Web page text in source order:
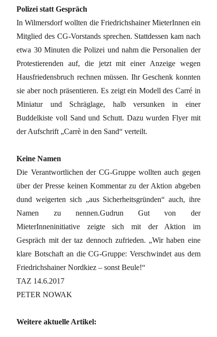
Polizei statt Gespräch
In Wilmersdorf wollten die Friedrichshainer MieterInnen ein
Mitglied des CG-Vorstands sprechen. Stattdessen kam nach
etwa 30 Minuten die Polizei und nahm die Personalien der
Protestierenden auf, die jetzt mit einer Anzeige wegen
Hausfriedensbruch rechnen müssen. Ihr Geschenk konnten
sie aber noch präsentieren. Es zeigt ein Modell des Carré in
Miniatur und Schräglage, halb versunken in einer
Buddelkiste voll Sand und Schutt. Dazu wurden Flyer mit
der Aufschrift „Carrè in den Sand“ verteilt.
Keine Namen
Die Verantwortlichen der CG-Gruppe wollten auch gegen
über der Presse keinen Kommentar zu der Aktion abgeben
dund weigerten sich „aus Sicherheitsgründen“ auch, ihre
Namen zu nennen.Gudrun Gut von der
MieterInneninitiative zeigte sich mit der Aktion im
Gespräch mit der taz dennoch zufrieden. „Wir haben eine
klare Botschaft an die CG-Gruppe: Verschwindet aus dem
Friedrichshainer Nordkiez – sonst Beule!“
TAZ 14.6.2017
PETER NOWAK
Weitere aktuelle Artikel: